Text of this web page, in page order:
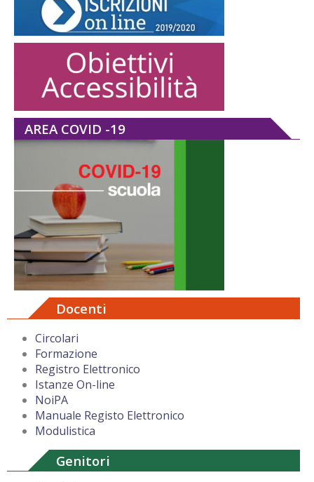
AREA COVID -19
Docenti
Circolari
Formazione
Registro Elettronico
Istanze On-line
NoiPA
Manuale Registo Elettronico
Modulistica
Genitori